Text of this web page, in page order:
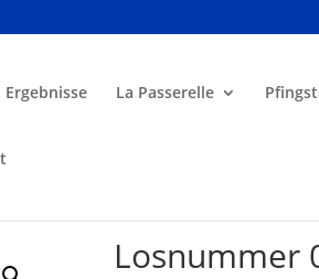
La Passerelle
Losnummer